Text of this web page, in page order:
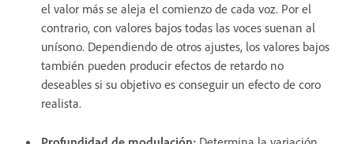
el valor más se aleja el comienzo de cada voz. Por el
contrario, con valores bajos todas las voces suenan al
unísono. Dependiendo de otros ajustes, los valores bajos
también pueden producir efectos de retardo no
deseables si su objetivo es conseguir un efecto de coro
realista.